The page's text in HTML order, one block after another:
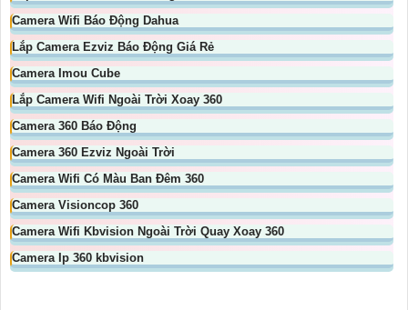
Camera Wifi Báo Động Dahua
Lắp Camera Ezviz Báo Động Giá Rẻ
Camera Imou Cube
Lắp Camera Wifi Ngoài Trời Xoay 360
Camera 360 Báo Động
Camera 360 Ezviz Ngoài Trời
Camera Wifi Có Màu Ban Đêm 360
Camera Visioncop 360
Camera Wifi Kbvision Ngoài Trời Quay Xoay 360
Camera Ip 360 kbvision